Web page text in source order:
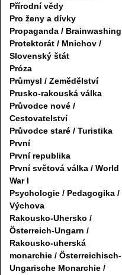
Přírodní vědy
Pro ženy a dívky
Propaganda / Brainwashing
Protektorát / Mnichov /
Slovenský štát
Próza
Průmysl / Zemědělství
Prusko-rakouská válka
Průvodce nové /
Cestovatelství
Průvodce staré / Turistika
První
První republika
První světová válka / World
War I
Psychologie / Pedagogika /
Výchova
Rakousko-Uhersko /
Österreich-Ungarn /
Rakousko-uherská
monarchie / Österreichisch-
Ungarische Monarchie /